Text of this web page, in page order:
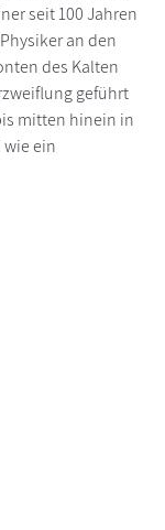
seit 100 Jahren
an den
des Kalten
geführt
mitten hinein in
ein